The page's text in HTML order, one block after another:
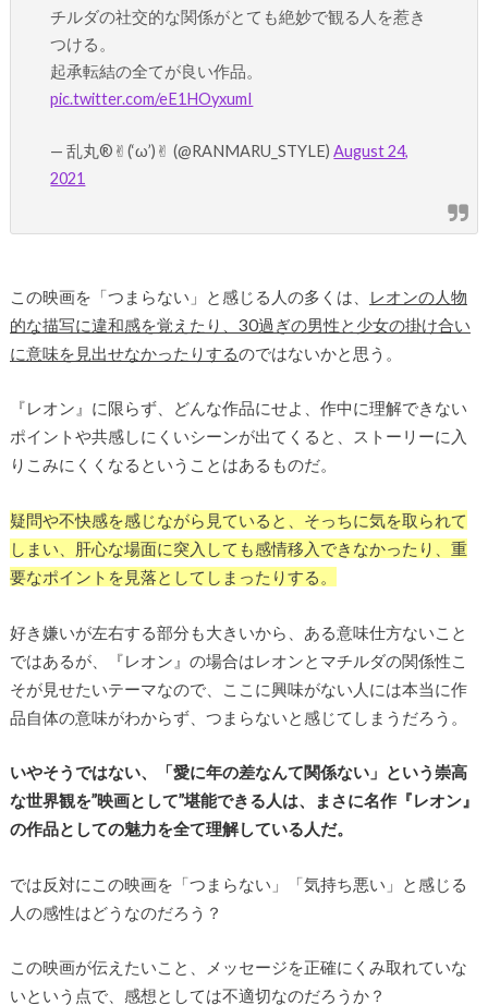
チルダの社交的な関係がとても絶妙で観る人を惹き
つける。
起承転結の全てが良い作品。
pic.twitter.com/eE1HOyxumI
— 乱丸®️✌︎(‘ω’)✌︎ (@RANMARU_STYLE)August 24,
2021
この映画を「つまらない」と感じる人の多くは、
レオンの人物
的な描写に違和感を覚えたり、30過ぎの男性と少女の掛け合い
に意味を見出せなかったりするのではないかと思う。
『レオン』に限らず、どんな作品にせよ、作中に理解できない
ポイントや共感しにくいシーンが出てくると、ストーリーに入
りこみにくくなるということはあるものだ。
疑問や不快感を感じながら見ていると、そっちに気を取られて
しまい、肝心な場面に突入しても感情移入できなかったり、重
要なポイントを見落としてしまったりする。
好き嫌いが左右する部分も大きいから、ある意味仕方ないこと
ではあるが、『レオン』の場合はレオンとマチルダの関係性こ
そが見せたいテーマなので、ここに興味がない人には本当に作
品自体の意味がわからず、つまらないと感じてしまうだろう。
いやそうではない、「愛に年の差なんて関係ない」という崇高
な世界観を”映画として”堪能できる人は、まさに名作『レオン』
の作品としての魅力を全て理解している人だ。
では反対にこの映画を「つまらない」「気持ち悪い」と感じる
人の感性はどうなのだろう？
この映画が伝えたいこと、メッセージを正確にくみ取れていな
いという点で、感想としては不適切なのだろうか？